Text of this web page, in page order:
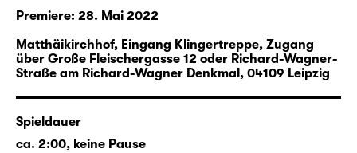
verwischenden Arbeiten bewegen sich an
zwischen Performance, Installation, Film,
Ton- und Videokunst.
Infos zur urbanen Langzeitbespielung:
„Pay attention!
Premiere: 28. Mai 2022
Matthäikirchhof, Eingang Klingertreppe, Zugang
über Große Fleischergasse 12 oder Richard-Wagner-
Straße am Richard-Wagner Denkmal, 04109 Leipzig
Spieldauer
ca. 2:00, keine Pause